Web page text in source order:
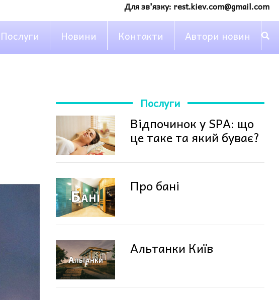
Для зв'язку: rest.kiev.com@gmail.com
Послуги Новини Контакти Автори новин
Послуги
Відпочинок у SPA: що
це таке та який буває?
Про бані
Альтанки Київ